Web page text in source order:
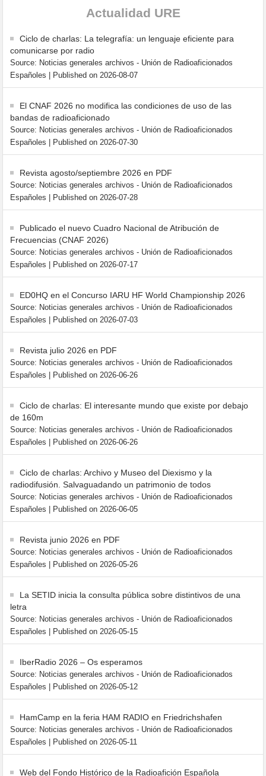
Actualidad URE
Ciclo de charlas: La telegrafía: un lenguaje eficiente para
comunicarse por radio
Source: Noticias generales archivos - Unión de Radioaficionados
Españoles
Published on 2026-08-07
El CNAF 2026 no modifica las condiciones de uso de las
bandas de radioaficionado
Source: Noticias generales archivos - Unión de Radioaficionados
Españoles
Published on 2026-07-30
Revista agosto/septiembre 2026 en PDF
Source: Noticias generales archivos - Unión de Radioaficionados
Españoles
Published on 2026-07-28
Publicado el nuevo Cuadro Nacional de Atribución de
Frecuencias (CNAF 2026)
Source: Noticias generales archivos - Unión de Radioaficionados
Españoles
Published on 2026-07-17
ED0HQ en el Concurso IARU HF World Championship 2026
Source: Noticias generales archivos - Unión de Radioaficionados
Españoles
Published on 2026-07-03
Revista julio 2026 en PDF
Source: Noticias generales archivos - Unión de Radioaficionados
Españoles
Published on 2026-06-26
Ciclo de charlas: El interesante mundo que existe por debajo
de 160m
Source: Noticias generales archivos - Unión de Radioaficionados
Españoles
Published on 2026-06-26
Ciclo de charlas: Archivo y Museo del Diexismo y la
radiodifusión. Salvaguadando un patrimonio de todos
Source: Noticias generales archivos - Unión de Radioaficionados
Españoles
Published on 2026-06-05
Revista junio 2026 en PDF
Source: Noticias generales archivos - Unión de Radioaficionados
Españoles
Published on 2026-05-26
La SETID inicia la consulta pública sobre distintivos de una
letra
Source: Noticias generales archivos - Unión de Radioaficionados
Españoles
Published on 2026-05-15
IberRadio 2026 – Os esperamos
Source: Noticias generales archivos - Unión de Radioaficionados
Españoles
Published on 2026-05-12
HamCamp en la feria HAM RADIO en Friedrichshafen
Source: Noticias generales archivos - Unión de Radioaficionados
Españoles
Published on 2026-05-11
Web del Fondo Histórico de la Radioafición Española